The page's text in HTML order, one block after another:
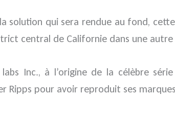
solution qui sera rendue au fond,
central de Californie dans une
Inc., à l’origine de la célèbre
Ripps pour avoir reproduit ses